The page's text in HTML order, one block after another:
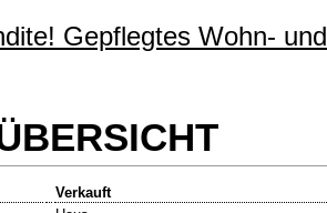
Gepflegtes Wohn-
Verkauft